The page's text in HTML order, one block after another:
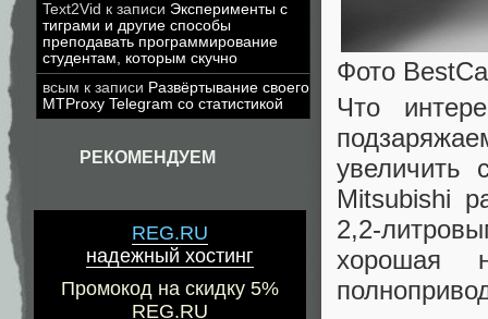
Text2Vid к записи Эксперименты с
тиграми и другие способы
преподавать программирование
студентам, которым скучно
всым к записи Развёртывание своего
MTProxy Telegram со статистикой
РЕКОМЕНДУЕМ
REG.RU
надежный хостинг
Промокод на скидку 5%
REG.RU
Фото
Что
увеличить
Mitsubishi
2,2-
хорошая